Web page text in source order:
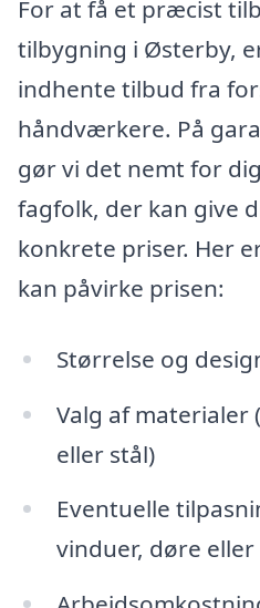
For at få et præcist
tilbygning i Østerby,
indhente tilbud fra
håndværkere. På
gør vi det nemt for
fagfolk, der kan give
konkrete priser. Her
kan påvirke prisen:
Størrelse og
Valg af
eller stål)
Eventuelle
vinduer, døre